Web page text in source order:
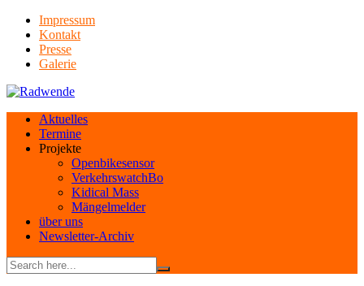
Skip
content
Impressum
Kontakt
Presse
Galerie
Aktuelles
Termine
Projekte
Openbikesensor
VerkehrswatchBo
Kidical Mass
Mängelmelder
über uns
Newsletter-Archiv